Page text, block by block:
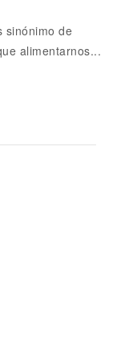
sinónimo de
alimentarnos...